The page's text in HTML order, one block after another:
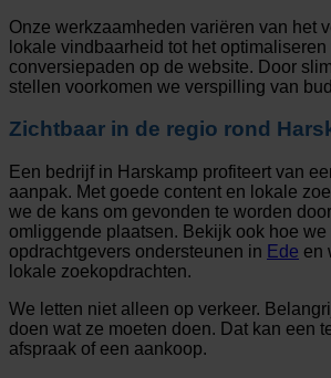
Onze werkzaamheden variëren van het
lokale vindbaarheid tot het optimaliseren
conversiepaden op de website. Door
stellen voorkomen we verspilling van
Zichtbaar in de regio rond
Een bedrijf in Harskamp profiteert van
aanpak. Met goede content en lokale
we de kans om gevonden te worden
omliggende plaatsen. Bekijk ook hoe
opdrachtgevers ondersteunen in Ede en
lokale zoekopdrachten.
We letten niet alleen op verkeer.
doen wat ze moeten doen. Dat kan een
afspraak of een aankoop.